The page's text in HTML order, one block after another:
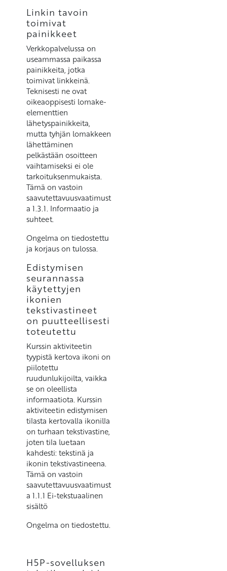
Linkin tavoin
toimivat
painikkeet
Verkkopalvelussa on
useammassa paikassa
painikkeita, jotka
toimivat linkkeinä.
Teknisesti ne ovat
oikeaoppisesti lomake-
elementtien
lähetyspainikkeita,
mutta tyhjän lomakkeen
lähettäminen
pelkästään osoitteen
vaihtamiseksi ei ole
tarkoituksenmukaista.
Tämä on vastoin
saavutettavuusvaatimust
a 1.3.1. Informaatio ja
suhteet.
Ongelma on tiedostettu
ja korjaus on tulossa.
Edistymisen
seurannassa
käytettyjen
ikonien
tekstivastineet
on puutteellisesti
toteutettu
Kurssin aktiviteetin
tyypistä kertova ikoni on
piilotettu
ruudunlukijoilta, vaikka
se on oleellista
informaatiota. Kurssin
aktiviteetin edistymisen
tilasta kertovalla ikonilla
on turhaan tekstivastine,
joten tila luetaan
kahdesti: tekstinä ja
ikonin tekstivastineena.
Tämä on vastoin
saavutettavuusvaatimust
a 1.1.1 Ei-tekstuaalinen
sisältö
Ongelma on tiedostettu.
H5P-sovelluksen